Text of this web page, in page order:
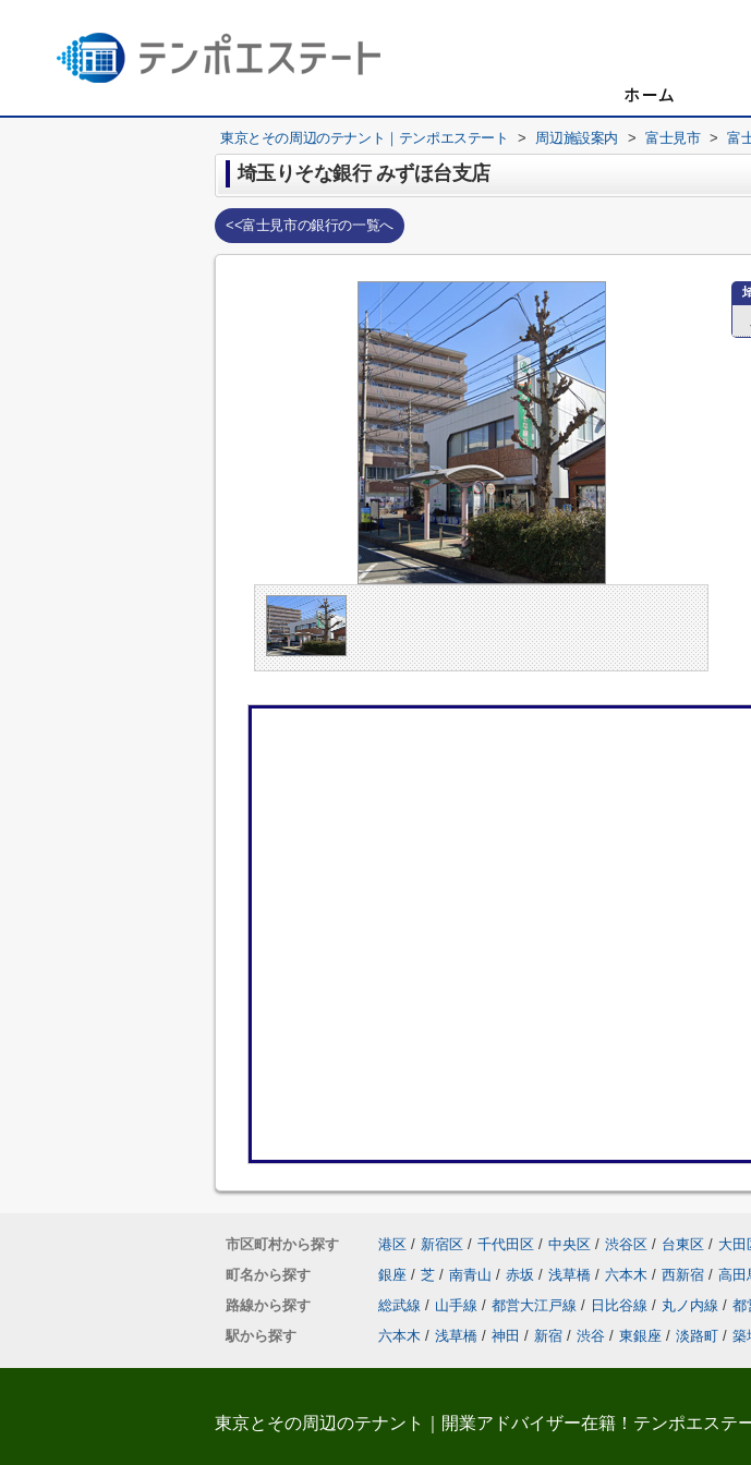
東京とその周辺のテナント｜テンポエステート > 周辺施設案内 > 富士見市 > 富
埼玉りそな銀行 みずほ台支店
<<富士見市の銀行の一覧へ
市区町村から探す 港区 / 新宿区 / 千代田区 / 中央区 / 渋谷区 / 台東区 / 大田
町名から探す
銀座 / 芝 / 南青山 / 赤坂 / 浅草橋 / 六本木 / 西新宿 / 高田
路線から探す
総武線 / 山手線 / 都営大江戸線 / 日比谷線 / 丸ノ内線 / 都
駅から探す
六本木 / 浅草橋 / 神田 / 新宿 / 渋谷 / 東銀座 / 淡路町 / 築
東京とその周辺のテナント｜開業アドバイザー在籍！テンポエステ